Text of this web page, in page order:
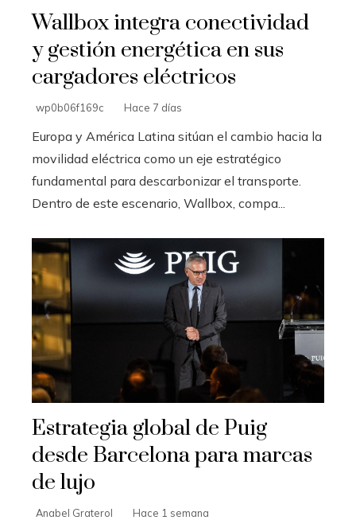
Wallbox integra conectividad
y gestión energética en sus
cargadores eléctricos
wp0b06f169c Hace 7 días
Europa y América Latina sitúan el cambio hacia la
movilidad eléctrica como un eje estratégico
fundamental para descarbonizar el transporte.
Dentro de este escenario, Wallbox, compa...
Estrategia global de Puig
desde Barcelona para marcas
de lujo
Anabel Graterol Hace 1 semana